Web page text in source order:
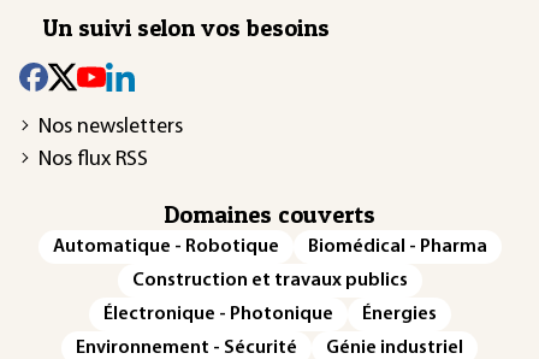
Un suivi selon vos besoins
Nos newsletters
Nos flux RSS
Domaines couverts
Automatique - Robotique
Biomédical - Pharma
Construction et travaux publics
Électronique - Photonique
Énergies
Environnement - Sécurité
Génie industriel